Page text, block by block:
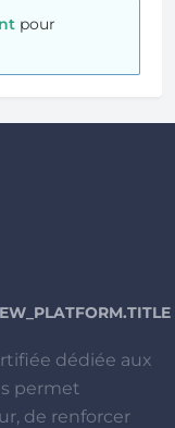
pour
dédiée aux
permet
de renforcer